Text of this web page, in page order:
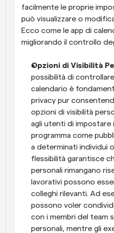
facilmente le proprie
può visualizzare o
Ecco come le app di
migliorando il controllo
Opzioni di Visibilità
possibilità di
calendario è
privacy pur
opzioni di visibilità
agli utenti di
programma come
a determinati individui
flessibilità garantisce
personali rimangano
lavorativi possono
colleghi rilevanti. Ad
possono voler
con i membri del team
personali, mentre gli